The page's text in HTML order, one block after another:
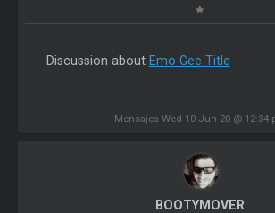
Discussion about Emo Gee Title
Mensajes Wed 10 Jun 20 @ 12:34
BOOTYMOVER